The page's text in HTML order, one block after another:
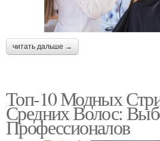
читать дальше →
Топ-10 Модных
Средних Волос:
Профессионалов